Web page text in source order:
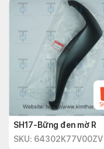
SH17-Bững đen mờ R
SKU: 64302K77V00ZV